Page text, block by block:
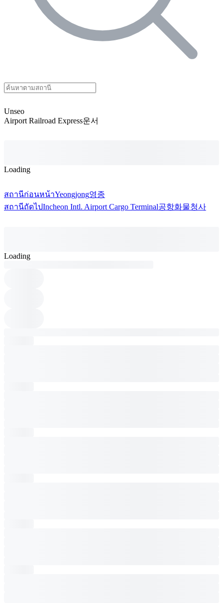
Unseo
Airport Railroad Express운서
Loading
สถานีก่อนหน้าYeongjong영종
สถานีถัดไปIncheon Intl. Airport Cargo Terminal공항화물청사
Loading